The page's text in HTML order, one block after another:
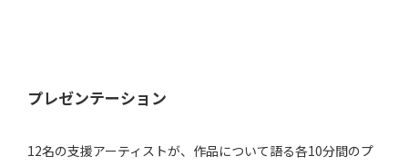
プレゼンテーション
12名の支援アーティストが、作品について語る各10分間のプ